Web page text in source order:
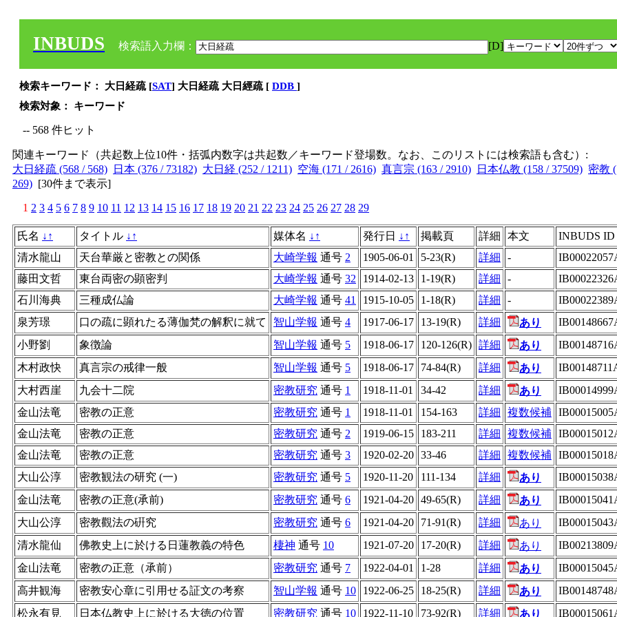
INBUDS 検索語入力欄： [D]
検索キーワード： 大日経疏 [SAT] 大日経疏 大日經疏 [ DDB ]
検索対象： キーワード
-- 568 件ヒット
関連キーワード（共起数上位10件・括弧内数字は共起数／キーワード登場数。なお、このリストには検索語も含む）:
大日経疏 (568 / 568)
日本 (376 / 73182) 大日経 (252 / 1211) 空海 (171 / 2616) 真言宗 (163 / 2910) 日本仏教 (158 / 37509) 密教
269) [30件まで表示]
1 2 3 4 5 6 7 8 9 10 11 12 13 14 15 16 17 18 19 20 21 22 23 24 25 26 27 28 29
氏名 ↓ ↑ タイトル ↓ ↑ 媒体名 ↓ ↑ 発行日 ↓ ↑ 掲載頁 詳細 本文 INBUDS ID
清水龍山
天台華厳と密教との関係 大崎学報 通号 2 1905-06-01 5-23(R) 詳細 -
藤田文哲
東台両密の顕密判 大崎学報 通号 32 1914-02-13 1-19(R) 詳細 -
石川海典
三種成仏論 大崎学報 通号 41 1915-10-05 1-18(R) 詳細 -
泉芳璟
口の疏に顕れたる薄伽梵の解釈に就て 智山学報 通号 4 1917-06-17 13-19(R) 詳細 あり
小野劉
象徴論 智山学報 通号 5 1918-06-17 120-126(R) 詳細 あり
木村政快
真言宗の戒律一般 智山学報 通号 5 1918-06-17 74-84(R) 詳細 あり
大村西崖
九会十二院 密教研究 通号 1 1918-11-01 34-42 詳細 あり
金山法竜
密教の正意 密教研究 通号 1 1918-11-01 154-163 詳細 複数候補
金山法竜
密教の正意 密教研究 通号 2 1919-06-15 183-211 詳細 複数候補
金山法竜
密教の正意 密教研究 通号 3 1920-02-20 33-46 詳細 複数候補
大山公淳
密教観法の研究 (一) 密教研究 通号 5 1920-11-20 111-134 詳細 あり
金山法竜
密教の正意(承前) 密教研究 通号 6 1921-04-20 49-65(R) 詳細 あり
大山公淳
密教觀法の硏究 密教研究 通号 6 1921-04-20 71-91(R) 詳細 あり
清水龍仙
佛教史上に於ける日蓮教義の特色 棲神 通号 10 1921-07-20 17-20(R) 詳細 あり
金山法竜
密教の正意（承前） 密教研究 通号 7 1922-04-01 1-28 詳細 あり
高井観海
密教安心章に引用せる証文の考察 智山学報 通号 10 1922-06-25 18-25(R) 詳細 あり
松永有見
日本仏教史上に於ける大徳の位置 密教研究 通号 10 1922-11-10 73-92(R) 詳細 あり